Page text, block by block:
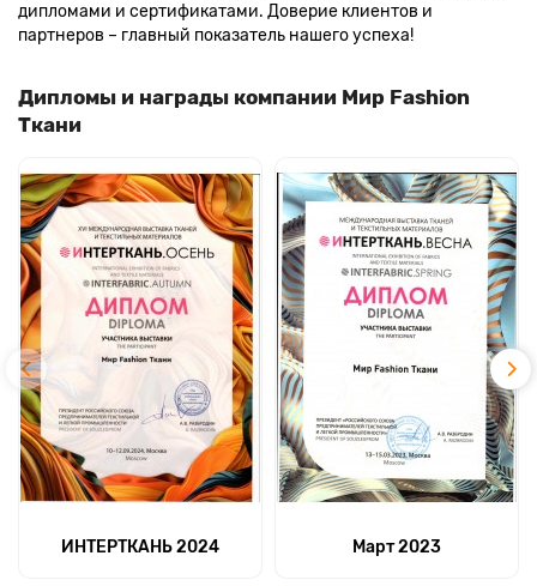
дипломами и сертификатами. Доверие клиентов и
партнеров – главный показатель нашего успеха!
Дипломы и награды компании Мир Fashion
Ткани
ИНТЕРТКАНЬ 2024 Март 2023